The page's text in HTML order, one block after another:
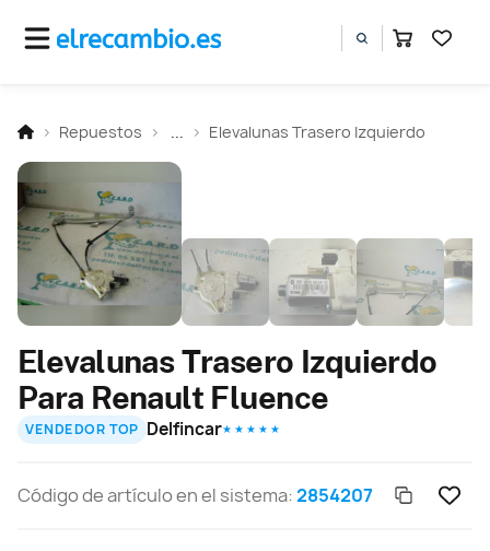
Repuestos Elevalunas Trasero Izquierdo
Elevalunas Trasero Izquierdo
Para Renault Fluence
VENDEDOR TOP Delfincar★ ★ ★ ★ ★
Código de artículo en el sistema:2854207